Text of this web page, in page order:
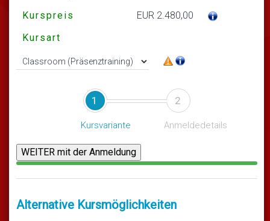
Kurspreis
EUR 2.480,00
Kursart
1
Kursvariante
2
Anmeldedetails
Alternative Kursmöglichkeiten